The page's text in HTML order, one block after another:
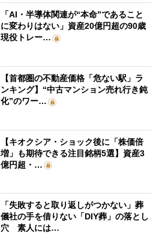
「AI・半導体関連が“本命”であること
に変わりはない」資産20億円超の90歳
現役トレー…
【首都圏の不動産価格「危ない駅」ラ
ンキング】“中古マンション売れ行き鈍
化”のワー…
【キオクシア・ショック後に「株価倍
増」も期待できる注目銘柄5選】資産3
億円超・…
「失敗すると取り返しがつかない」葬
儀社の手を借りない「DIY葬」の落とし
穴 素人には…